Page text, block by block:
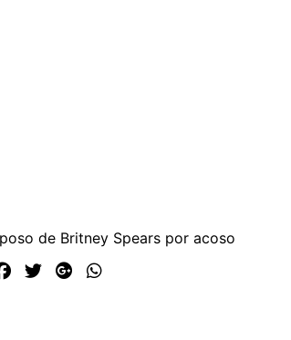
de Britney Spears por acoso